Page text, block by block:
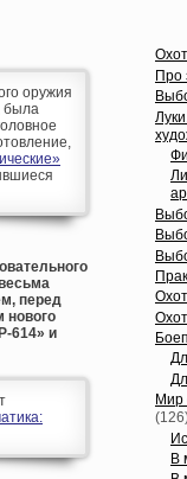
оружия
была
перед
нового
614» и
Про
Мир
В